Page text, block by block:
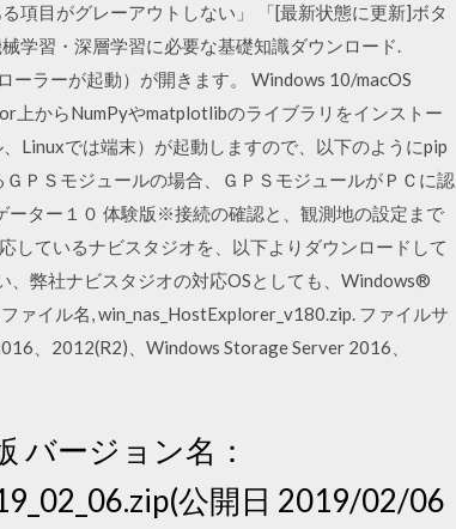
項目がグレーアウトしない」 「[最新状態に更新]ボタ
学習・深層学習に必要な基礎知識ダウンロード.
ラーが起動）が開きます。 Windows 10/macOS
上からNumPyやmatplotlibのライブラリをインストー
Linuxでは端末）が起動しますので、以下のようにpip
ＰＳモジュールの場合、ＧＰＳモジュールがＰＣに認
ーター１０ 体験版※接続の確認と、観測地の設定まで
ているナビスタジオを、以下よりダウンロードして
弊社ナビスタジオの対応OSとしても、Windows®
ァイル名, win_nas_HostExplorer_v180.zip. ファイルサ
、2012(R2)、Windows Storage Server 2016、
バージョン名：
公開日 2019/02/06